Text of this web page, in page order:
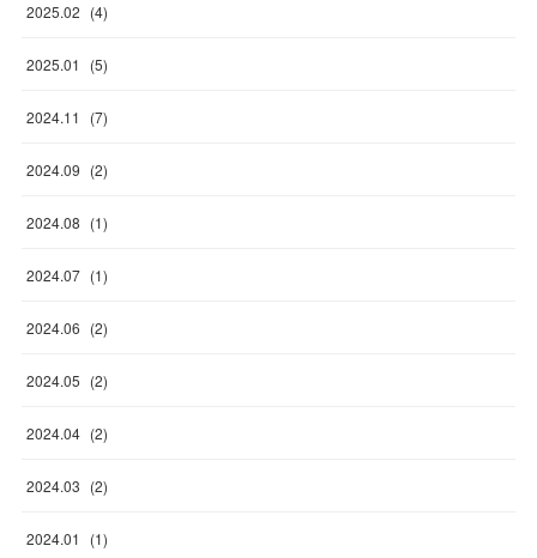
2025.02 (4)
2025.01 (5)
2024.11 (7)
2024.09 (2)
2024.08 (1)
2024.07 (1)
2024.06 (2)
2024.05 (2)
2024.04 (2)
2024.03 (2)
2024.01 (1)